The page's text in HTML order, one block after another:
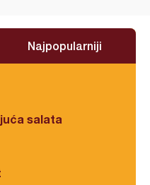
Najpopularniji
salata